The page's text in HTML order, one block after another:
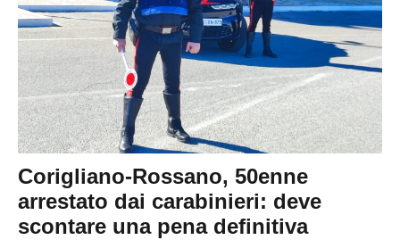
Corigliano-Rossano, 50enne
arrestato dai carabinieri: deve
scontare una pena definitiva